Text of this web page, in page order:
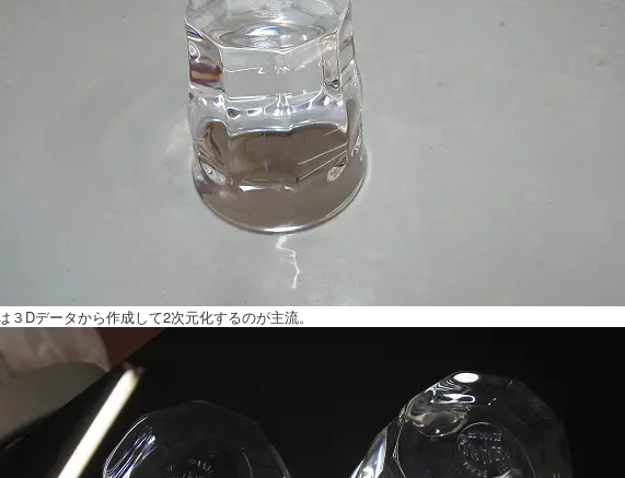
３Dデータから作成して2次元化するのが主流。